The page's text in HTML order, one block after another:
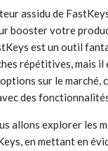
assidu de
booster votre
est un outil
répétitives, mais il
sur le marché,
des
allons explorer les
en mettant en